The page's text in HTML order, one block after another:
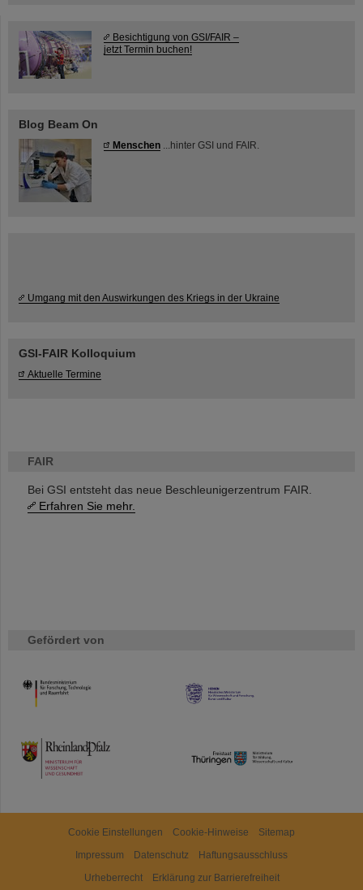
FAIR
Bei GSI entsteht das neue Beschleunigerzentrum FAIR.
Erfahren Sie mehr.
Gefördert von
HMWK
TMWWDG
Besichtigung von GSI/FAIR –
jetzt Termin buchen!
Blog Beam On
Menschen ...hinter GSI und FAIR.
Umgang mit den Auswirkungen des Kriegs in der Ukraine
GSI-FAIR Kolloquium
Aktuelle Termine
Cookie Einstellungen Cookie-Hinweise
Sitemap
Impressum
Datenschutz
Haftungsausschluss
Urheberrecht
Erklärung zur Barrierefreiheit